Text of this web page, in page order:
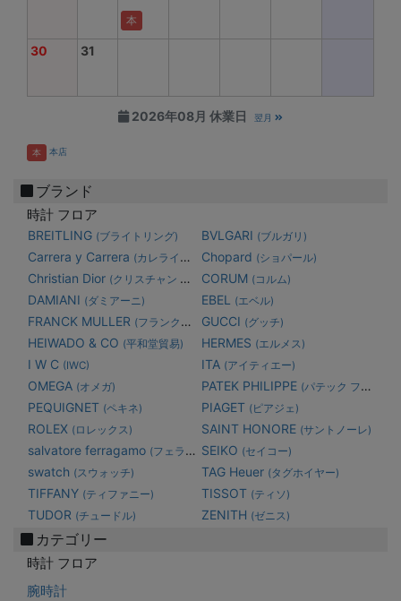
2026年08月 休業日 翌月
本
30 31
本 本店
ブランド
時計 フロア
BREITLING (ブライトリング) BVLGARI (ブルガリ)
Carrera y Carrera (カレライカレラ) Chopard (ショパール)
Christian Dior (クリスチャン ディオール) CORUM (コルム)
DAMIANI (ダミアーニ) EBEL (エベル)
FRANCK MULLER (フランク・ミュラー) GUCCI (グッチ)
HEIWADO & CO (平和堂貿易) HERMES (エルメス)
I W C (IWC) ITA (アイティエー)
OMEGA (オメガ) PATEK PHILIPPE (パテック フィリップ)
PEQUIGNET (ペキネ) PIAGET (ピアジェ)
ROLEX (ロレックス) SAINT HONORE (サントノーレ)
salvatore ferragamo (フェラガモ) SEIKO (セイコー)
swatch (スウォッチ) TAG Heuer (タグホイヤー)
TIFFANY (ティファニー) TISSOT (ティソ)
TUDOR (チュードル) ZENITH (ゼニス)
カテゴリー
時計 フロア
腕時計